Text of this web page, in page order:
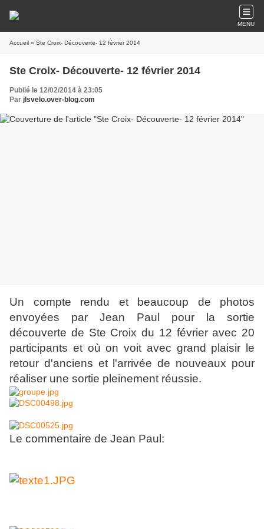
MENU
Accueil » Ste Croix- Découverte- 12 février 2014
Ste Croix- Découverte- 12 février 2014
Publié le 12/02/2014 à 23:05
Par jlsvelo.over-blog.com
Un compte rendu et beaucoup de photos
envoyées par Jean Paul pour la sortie
découverte de Ste Croix du 12 février avec 20
participants et où on voit avec grand plaisir le
retour d'anciens et l'arrivée de nouveaux pour
réaliser une sortie pleinement réussie.
Le commentaire de Jean Paul: